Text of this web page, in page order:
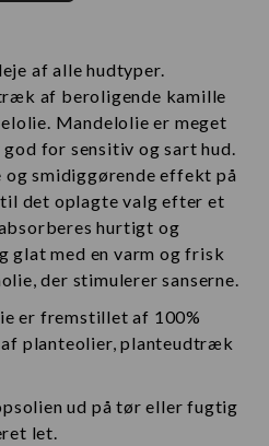
af alle hudtyper.
af beroligende kamille
Mandelolie er meget
for sensitiv og sart hud.
og smidiggørende effekt på
det oplagte valg efter et
hurtigt og
glat med en varm og frisk
der stimulerer sanserne.
er fremstillet af 100%
planteolier, planteudtræk
ud på tør eller fugtig
let.